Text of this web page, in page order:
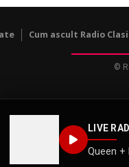
LIVE
Cum ascult Radio
©